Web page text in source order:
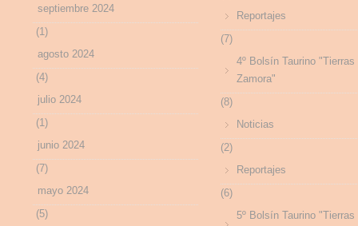
septiembre 2024
(1)
agosto 2024
(4)
julio 2024
(1)
junio 2024
(7)
mayo 2024
(5)
Reportajes
(7)
4º Bolsín Taurino "Tierras
Zamora"
(8)
Noticias
(2)
Reportajes
(6)
5º Bolsín Taurino "Tierras